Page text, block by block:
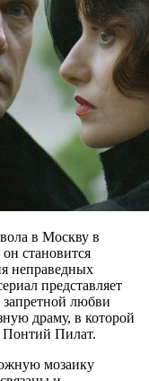
в Москву в
становится
неправедных
представляет
любви
драму, в которой
Пилат.
мозаику